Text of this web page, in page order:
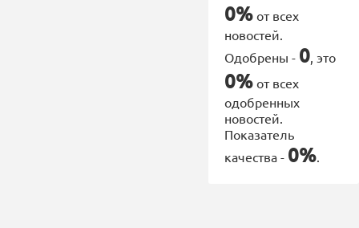
0% от всех
новостей.
Одобрены - 0, это
0% от всех
одобренных
новостей.
Показатель
качества - 0%.